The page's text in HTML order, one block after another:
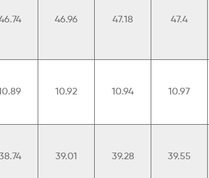
46.96 47.18 47.4
10.92 10.94 10.97
39.01 39.28 39.55